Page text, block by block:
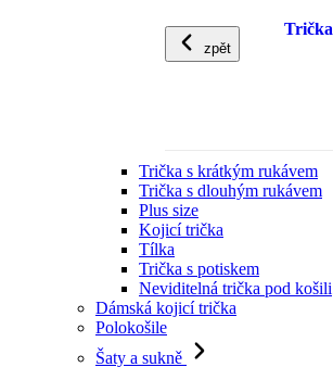
zpět
Trička
Trička s krátkým rukávem
Trička s dlouhým rukávem
Plus size
Kojicí trička
Tílka
Trička s potiskem
Neviditelná trička pod košili
Dámská kojicí trička
Polokošile
Šaty a sukně